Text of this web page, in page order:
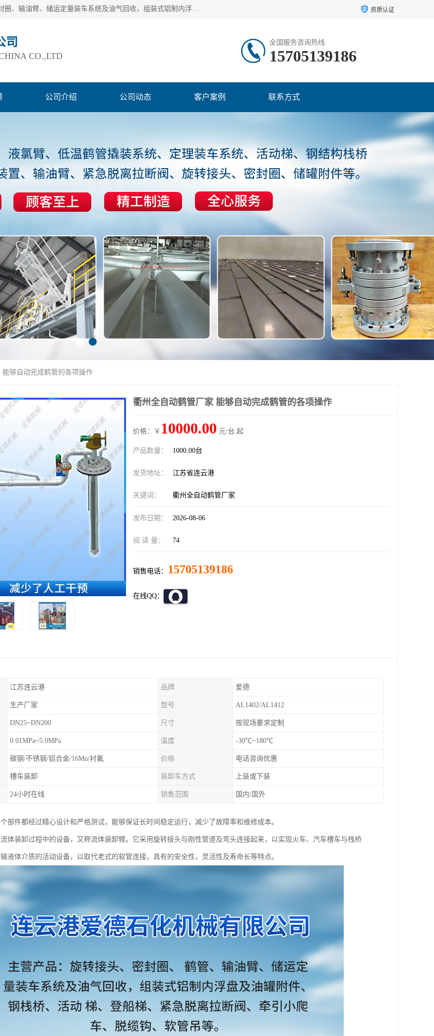
连云港爱德石化机械有限公司主要产品有：鹤管、旋转接头、密封圈、输油臂、储运定量装车系统及油气回收，组装式铝制内浮盘及油罐附件、钢结构栈桥/平台、活动梯、紧急脱离拉断阀等。完备的制造和检测手段以及高素质的员工确保了产品的质量。 资质认证
司
CO.,LTD
全国服务咨询热线:
15705139186
公司介绍 公司动态 客户案例 联系方式
够自动完成鹤管的各项操作
衢州全自动鹤管厂家 能够自动完成鹤管的各项操作
价格：￥ 10000.00 元/台 起
产品数量： 1000.00台
发货地址： 江苏省连云港
关键词： 衢州全自动鹤管厂家
发布日期： 2026-08-06
阅 读 量： 74
销售电话： 15705139186
在线QQ：
江苏连云港 品牌 爱德
生产厂家 型号 AL1402/AL1412
DN25~DN200 尺寸 按现场要求定制
0.01MPa~5.0MPa 温度 -30℃~180℃
碳钢/不锈钢/铝合金/16Mn/衬氟 价格 电话咨询优惠
槽车装卸 装卸车方式 上装或下装
24小时在线 销售范围 国内/国外
部件都经过精心设计和严格测试，能够保证长时间稳定运行，减少了故障率和维修成本。
体装卸过程中的设备，又称流体装卸臂。它采用旋转接头与刚性管道及弯头连接起来，以实现火车、汽车槽车与栈桥
液体介质的活动设备，以取代老式的软管连接，具有的安全性，灵活性及寿命长等特点。